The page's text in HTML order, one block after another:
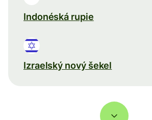
Indonéská rupie
Izraelský nový šekel